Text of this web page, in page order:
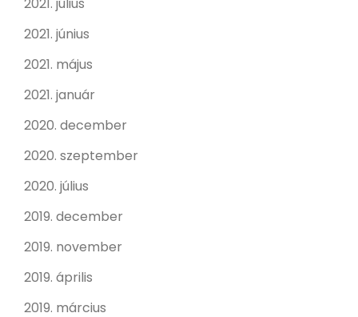
2021. június
2021. május
2021. január
2020. december
2020. szeptember
2020. július
2019. december
2019. november
2019. április
2019. március